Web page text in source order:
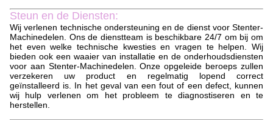
Steun en de Diensten:
Wij verlenen technische ondersteuning en de dienst voor Stenter-
Machinedelen. Ons de dienstteam is beschikbare 24/7 om bij om
het even welke technische kwesties en vragen te helpen. Wij
bieden ook een waaier van installatie en de onderhoudsdiensten
voor aan Stenter-Machinedelen. Onze opgeleide beroeps zullen
verzekeren uw product en regelmatig lopend correct
geïnstalleerd is. In het geval van een fout of een defect, kunnen
wij hulp verlenen om het probleem te diagnostiseren en te
herstellen.